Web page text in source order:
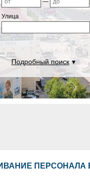
—
Улица
Подробный поиск▼
ПЕРСОНАЛА